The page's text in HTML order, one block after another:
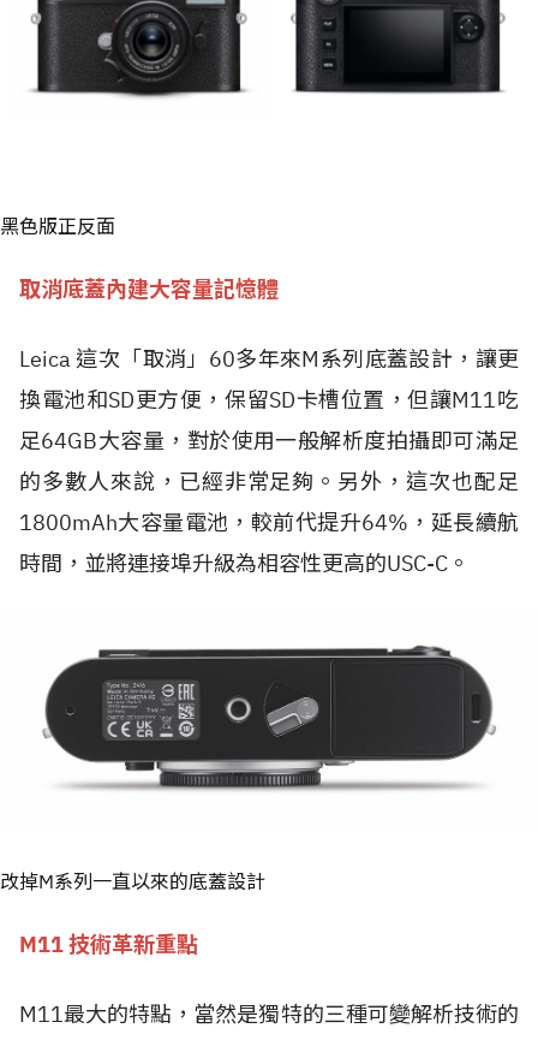
黑色版正反面
取消底蓋內建大容量記憶體
Leica 這次「取消」60多年來M系列底蓋設計，讓更
換電池和SD更方便，保留SD卡槽位置，但讓M11吃
足64GB大容量，對於使用一般解析度拍攝即可滿足
的多數人來說，已經非常足夠。另外，這次也配足
1800mAh大容量電池，較前代提升64%，延長續航
時間，並將連接埠升級為相容性更高的USC-C。
改掉M系列一直以來的底蓋設計
M11 技術革新重點
M11最大的特點，當然是獨特的三種可變解析技術的